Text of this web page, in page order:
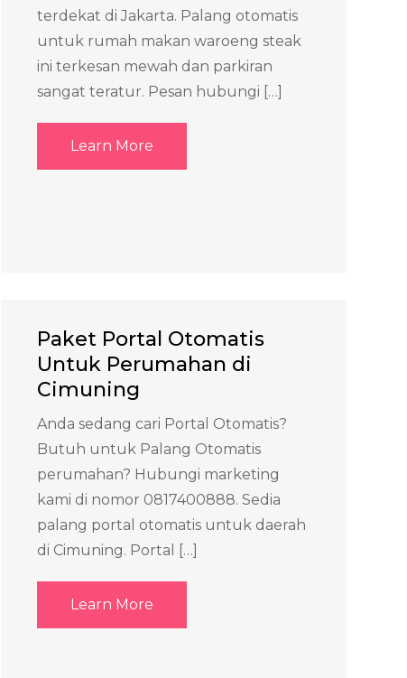
terdekat di Jakarta. Palang otomatis
untuk rumah makan waroeng steak
ini terkesan mewah dan parkiran
sangat teratur. Pesan hubungi […]
Learn More
Paket Portal Otomatis
Untuk Perumahan di
Cimuning
Anda sedang cari Portal Otomatis?
Butuh untuk Palang Otomatis
perumahan? Hubungi marketing
kami di nomor 0817400888. Sedia
palang portal otomatis untuk daerah
di Cimuning. Portal […]
Learn More